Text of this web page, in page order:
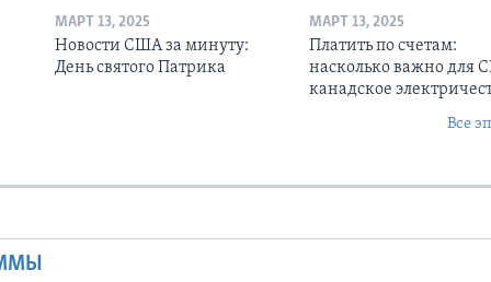
МАРТ 13, 2025
Новости США за минуту:
День святого Патрика
МАРТ 13, 2025
Платить по счетам:
насколько важно для
канадское
Все